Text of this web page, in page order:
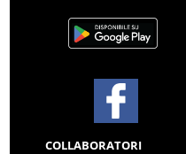
COLLABORATORI